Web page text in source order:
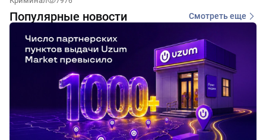
Популярные новости Смотреть еще